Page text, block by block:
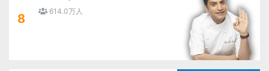
8
614.0万人